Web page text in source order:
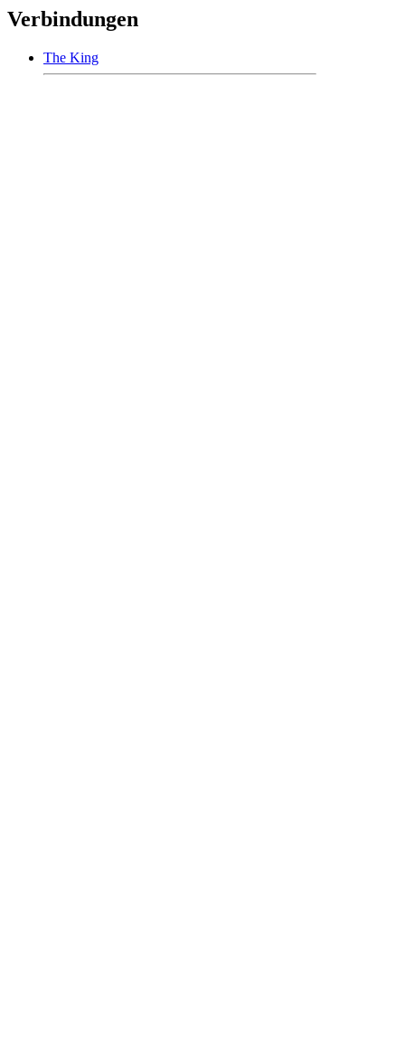
Verbindungen
The King